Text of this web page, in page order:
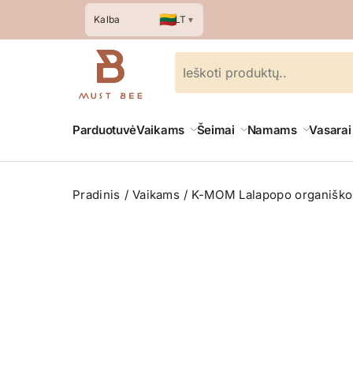
Kalba 🇱🇹LT ▼
ParduotuvėVaikams Šeimai Namams
Pradinis Vaikams K-MOM Lalapopo